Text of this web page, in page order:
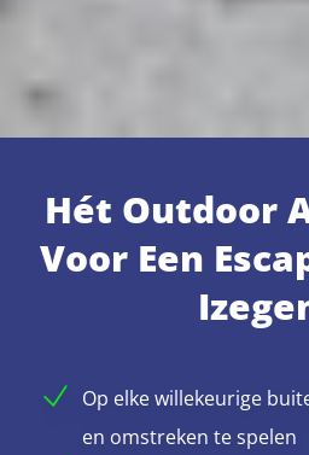
Hét Outdoor
Voor Een
Op elke willekeurige
en omstreken te spelen